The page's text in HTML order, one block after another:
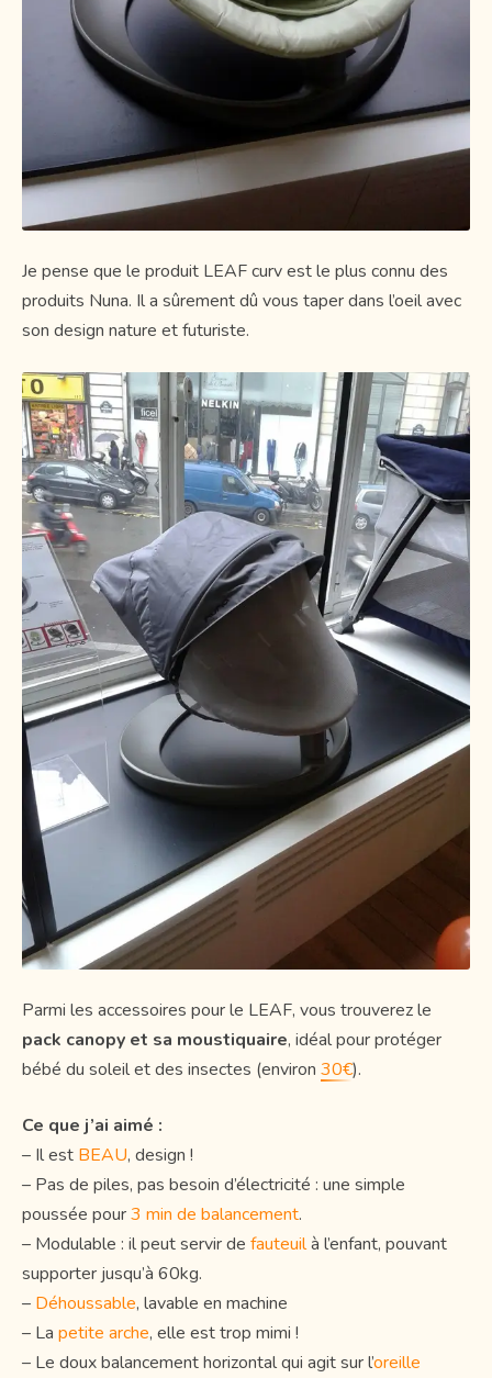
Je pense que le produit LEAF curv est le plus connu des
produits Nuna. Il a sûrement dû vous taper dans l’oeil avec
son design nature et futuriste.
Parmi les accessoires pour le LEAF, vous trouverez le
pack canopy et sa moustiquaire, idéal pour protéger
bébé du soleil et des insectes (environ 30€).
Ce que j’ai aimé :
– Il est BEAU, design !
– Pas de piles, pas besoin d’électricité : une simple
poussée pour3 min de balancement.
– Modulable : il peut servir de fauteuilà l’enfant, pouvant
supporter jusqu’à 60kg.
– Déhoussable, lavable en machine
– La petite arche, elle est trop mimi !
– Le doux balancement horizontal qui agit sur l’oreille